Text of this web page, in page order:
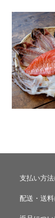
支払い方
配送・送